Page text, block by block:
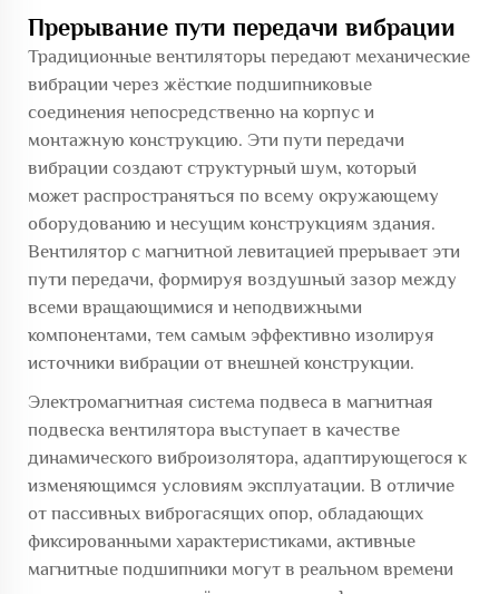
Прерывание пути передачи вибрации
Традиционные вентиляторы передают механические
вибрации через жёсткие подшипниковые
соединения непосредственно на корпус и
монтажную конструкцию. Эти пути передачи
вибрации создают структурный шум, который
может распространяться по всему окружающему
оборудованию и несущим конструкциям здания.
Вентилятор с магнитной левитацией прерывает эти
пути передачи, формируя воздушный зазор между
всеми вращающимися и неподвижными
компонентами, тем самым эффективно изолируя
источники вибрации от внешней конструкции.
Электромагнитная система подвеса в магнитная
подвеска вентилятора выступает в качестве
динамического виброизолятора, адаптирующегося к
изменяющимся условиям эксплуатации. В отличие
от пассивных виброгасящих опор, обладающих
фиксированными характеристиками, активные
магнитные подшипники могут в реальном времени